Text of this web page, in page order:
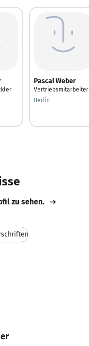
Pascal Weber
Vertriebsmitarbeiter
Berlin
zu sehen.